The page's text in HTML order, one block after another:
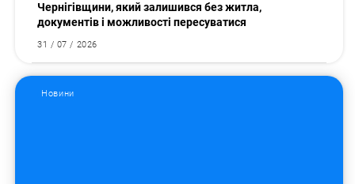
Чернігівщини, який залишився без житла,
документів і можливості пересуватися
31 / 07 / 2026
Новини